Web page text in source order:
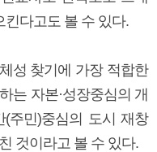
다고도 볼 수 있다.
성 찾기에 가장 적합한
는 자본·성장중심의 개
(주민)중심의 도시 재창
것이라고 볼 수 있다.